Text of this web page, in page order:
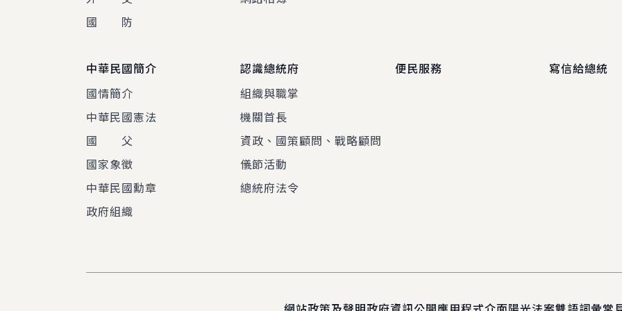
國 防
中華民國簡介
國情簡介
中華民國憲法
國 父
國家象徵
中華民國勳章
政府組織
認識總統府
組織與職掌
機關首長
資政、國策顧問、戰略顧問
儀節活動
總統府法令
便民服務 寫信給總統